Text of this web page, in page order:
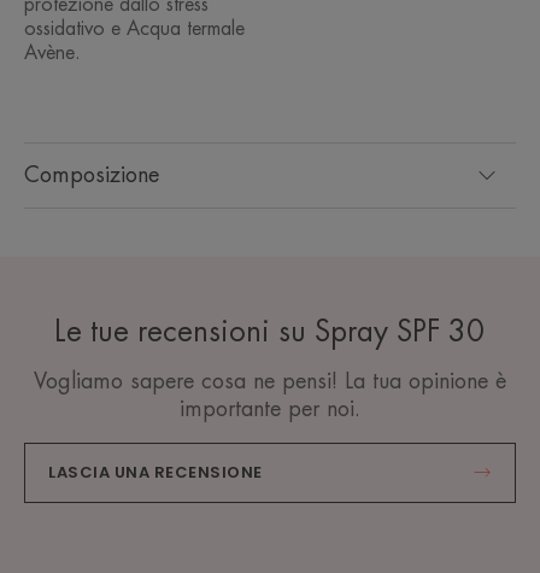
Composizione
protezione dallo stress
ossidativo e Acqua termale
Avène.
Le tue recensioni su Spray SPF 30
Vogliamo sapere cosa ne pensi! La tua opinione è
importante per noi.
LASCIA UNA RECENSIONE